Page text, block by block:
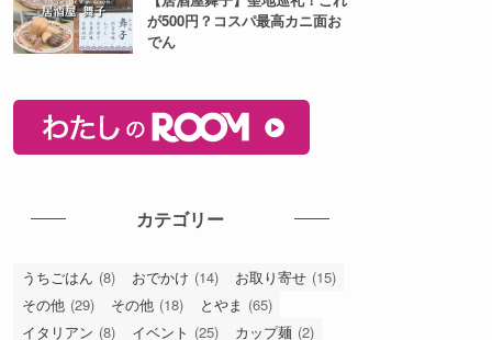
が500円？コスパ最高カニ面お
でん
カテゴリー
うちごはん (8) おでかけ (14) お取り寄せ (15)
その他 (29) その他 (18) とやま (65)
イタリアン (8) イベント (25) カップ麺 (2)